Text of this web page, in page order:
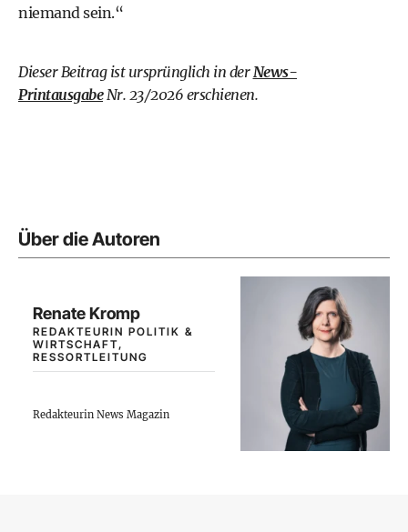
niemand sein.“
Dieser Beitrag ist ursprünglich in derNews-
PrintausgabeNr. 23/2026 erschienen.
Über die Autoren
Renate Kromp
REDAKTEURIN POLITIK &
WIRTSCHAFT,
RESSORTLEITUNG
Redakteurin News Magazin